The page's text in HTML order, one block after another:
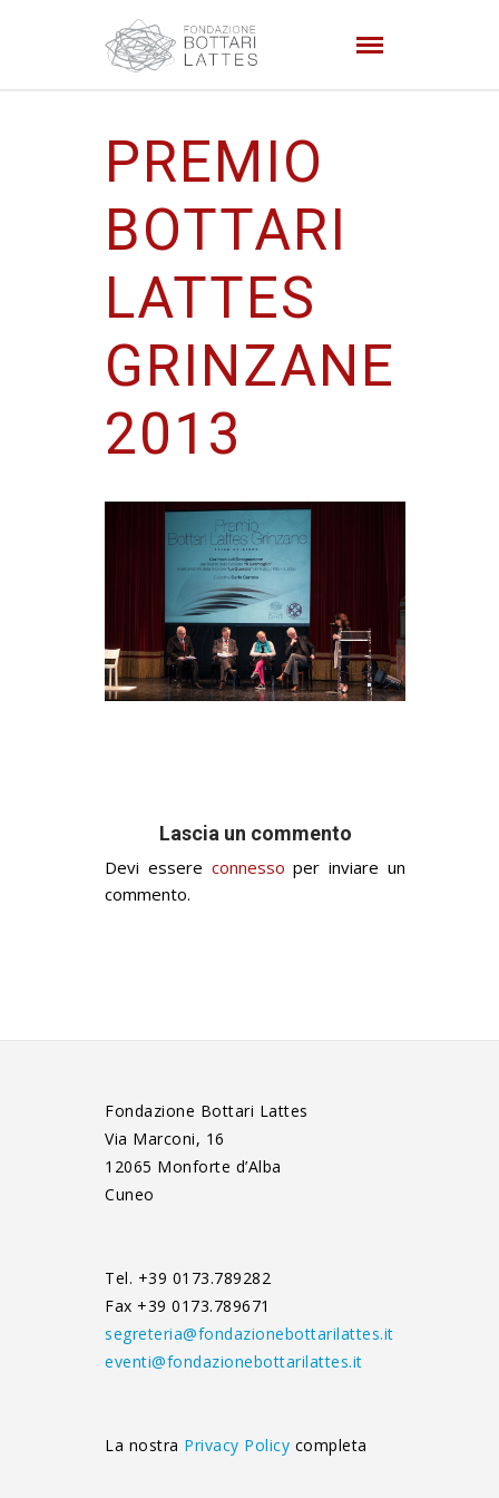
PREMIO
BOTTARI
LATTES
GRINZANE
2013
Lascia un commento
Devi essere connesso per inviare un
commento.
Fondazione Bottari Lattes
Via Marconi, 16
12065 Monforte d’Alba
Cuneo
Tel. +39 0173.789282
Fax +39 0173.789671
segreteria@fondazionebottarilattes.it
eventi@fondazionebottarilattes.it
La nostra Privacy Policy completa